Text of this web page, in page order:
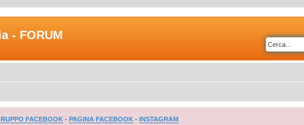
- FORUM
FACEBOOK - PAGINA FACEBOOK - INSTAGRAM